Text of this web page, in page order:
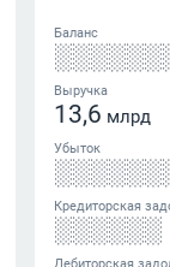
Баланс
Выручка
13,6 млрд
Убыток
Кредиторская
░░░░░░
Дебиторская